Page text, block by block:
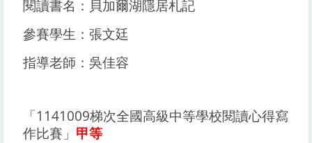
閱讀書名：貝加爾湖隱居札記
參賽學生：張文廷
指導老師：吳佳容
「1141009梯次全國高級中等學校閱讀心得寫
作比賽」 甲等